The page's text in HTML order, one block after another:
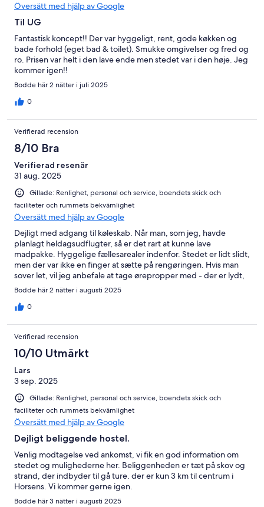
Översätt med hjälp av Google
Til UG
Fantastisk koncept!! Der var hyggeligt, rent, gode køkken og
bade forhold (eget bad & toilet). Smukke omgivelser og fred og
ro. Prisen var helt i den lave ende men stedet var i den høje. Jeg
kommer igen!!
Bodde här 2 nätter i juli 2025
0
Verifierad recension
8/10 Bra
Verifierad resenär
31 aug. 2025
Gillade: Renlighet, personal och service, boendets skick och
faciliteter och rummets bekvämlighet
Översätt med hjälp av Google
Dejligt med adgang til køleskab. Når man, som jeg, havde
planlagt heldagsudflugter, så er det rart at kunne lave
madpakke. Hyggelige fællesarealer indenfor. Stedet er lidt slidt,
men der var ikke en finger at sætte på rengøringen. Hvis man
sover let, vil jeg anbefale at tage ørepropper med - der er lydt,
og gulvene på gangen knager. Jeg manglede et ekstra
håndklæde, så jeg ikke skulle tørre hænder i det samme, som
jeg skulle bruge efter badet. Men det er også det eneste
Bodde här 2 nätter i augusti 2025
0
Verifierad recension
10/10 Utmärkt
Lars
3 sep. 2025
Gillade: Renlighet, personal och service, boendets skick och
faciliteter och rummets bekvämlighet
Översätt med hjälp av Google
Dejligt beliggende hostel.
Venlig modtagelse ved ankomst, vi fik en god information om
stedet og mulighederne her. Beliggenheden er tæt på skov og
strand, der indbyder til gå ture. der er kun 3 km til centrum i
Horsens. Vi kommer gerne igen.
Bodde här 3 nätter i augusti 2025